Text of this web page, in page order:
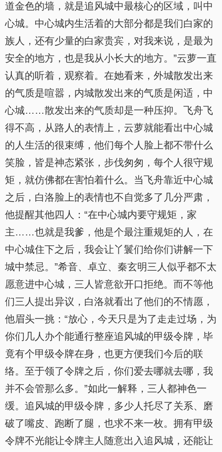
道金色的墙，就是追风城中最核心的区域，叫中
心城。中心城内生活着的大部分都是我们白家的
族人，还有少量的白家贵宾，对我来说，是最为
安全的地方，也是我从小长大的地方。”云萝一直
认真的听着，观察着。在她看来，外城散发出来
的气质是喧嚣，内城散发出来的气质是闲适，中
心城……散发出来的气质却是一种压抑。飞舟飞
得不高，从路人的表情上，云萝就能看出中心城
的人生活的很束缚，他们每个人脸上都不带什么
笑脸，皆是神态紧张，步伐匆匆，每个人很守规
矩，就仿佛都在害怕着什么。当飞舟靠近中心城
之后，白洛脸上的表情也不自觉多了几分严肃，
他提醒其他四人：“在中心城内要守规矩，家
主……也就是我爹，他是个最注重规矩的人，在
中心城住下之后，我会让丫鬟们给你们讲解一下
城中禁忌。”希音、卓立、秦玄明三人似乎都不太
愿意进中心城，三人皆意欲开口拒绝。而不等他
们三人提出异议，白洛就看出了他们的不情愿，
他眉头一挑：“放心，今天只是为了走走过场，为
你们几人办个能通行整座追风城的甲级令牌，毕
竟有个甲级令牌在身，也更方便我们今后的联
络。至于领了令牌之后，你们爱去哪就去哪，我
并不会管那么多。”如此一解释，三人都神色一
缓。追风城的甲级令牌，多少人托尽了关系、磨
破了嘴皮、跑断了腿，也求不来一枚。拥有甲级
令牌不光能让令牌主人随意出入追风城，还能让